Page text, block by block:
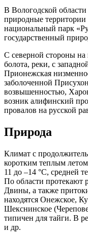
В Вологодской
природные территории
национальный парк
государственный
С северной стороны на
болота, реки, с
Прионежская
заболоченной
возвышенностью,
возник алифинский
провалов на русской
Природа
Климат с
коротким теплым
11 до –14 °С, средней
По области протекают
Двины, а также
находятся Онежское,
Шекснинское
типичен для тайги. В
и др.